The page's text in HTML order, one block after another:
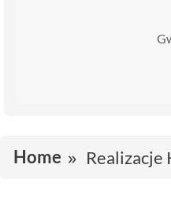
Home